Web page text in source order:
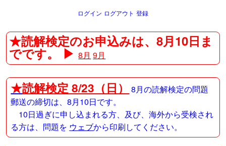
ログイン ログアウト 登録
★読解検定のお申込みは、8月10日ま
でです。 ▶8月 9月
★読解検定 8/23（日）
8月の読解検定の問題
郵送の締切は、8月10日です。
10日過ぎに申し込まれる方、及び、海外から受検され
る方は、問題を ウェブから印刷してください。